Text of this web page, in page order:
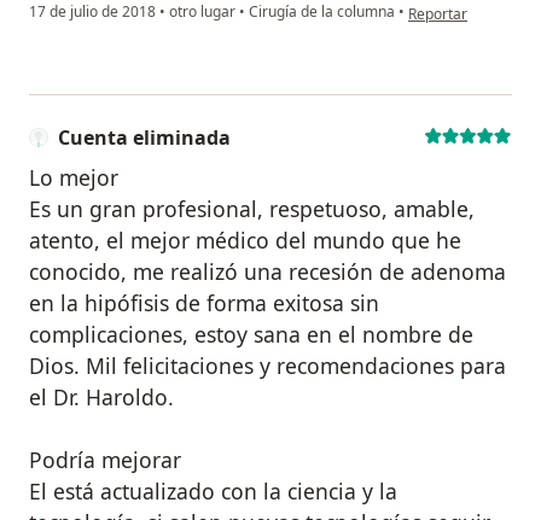
17 de julio de 2018 • otro lugar • Cirugía de la columna • en opinión del
Reportar
Cuenta eliminada
Lo mejor
Es un gran profesional, respetuoso, amable,
atento, el mejor médico del mundo que he
conocido, me realizó una recesión de adenoma
en la hipófisis de forma exitosa sin
complicaciones, estoy sana en el nombre de
Dios. Mil felicitaciones y recomendaciones para
el Dr. Haroldo.
Podría mejorar
El está actualizado con la ciencia y la